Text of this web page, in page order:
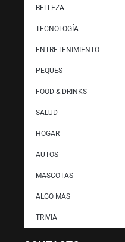
BELLEZA
TECNOLOGÍA
ENTRETENIMIENTO
PEQUES
FOOD & DRINKS
SALUD
HOGAR
AUTOS
MASCOTAS
ALGO MAS
TRIVIA